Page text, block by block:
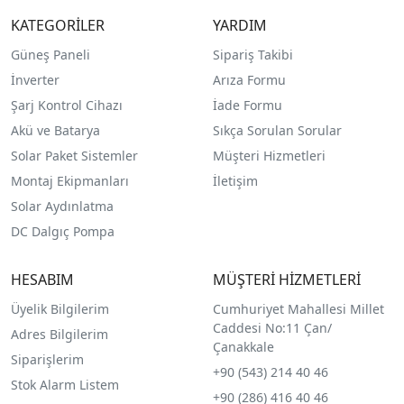
KATEGORİLER
Güneş Paneli
İnverter
Şarj Kontrol Cihazı
Akü ve Batarya
Solar Paket Sistemler
Montaj Ekipmanları
Solar Aydınlatma
DC Dalgıç Pompa
YARDIM
Sipariş Takibi
Arıza Formu
İade Formu
Sıkça Sorulan Sorular
Müşteri Hizmetleri
İletişim
HESABIM
Üyelik Bilgilerim
Adres Bilgilerim
Siparişlerim
Stok Alarm Listem
MÜŞTERİ HİZMETLERİ
Cumhuriyet Mahallesi Millet
Caddesi No:11 Çan/
Çanakkale
+90 (543) 214 40 46
+90 (286) 416 40 46